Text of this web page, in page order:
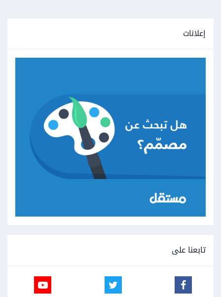
إعلانات
تابعنا على